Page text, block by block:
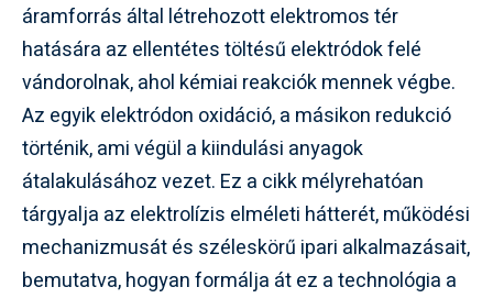
áramforrás által létrehozott elektromos tér
hatására az ellentétes töltésű elektródok felé
vándorolnak, ahol kémiai reakciók mennek végbe.
Az egyik elektródon oxidáció, a másikon redukció
történik, ami végül a kiindulási anyagok
átalakulásához vezet. Ez a cikk mélyrehatóan
tárgyalja az elektrolízis elméleti hátterét, működési
mechanizmusát és széleskörű ipari alkalmazásait,
bemutatva, hogyan formálja át ez a technológia a